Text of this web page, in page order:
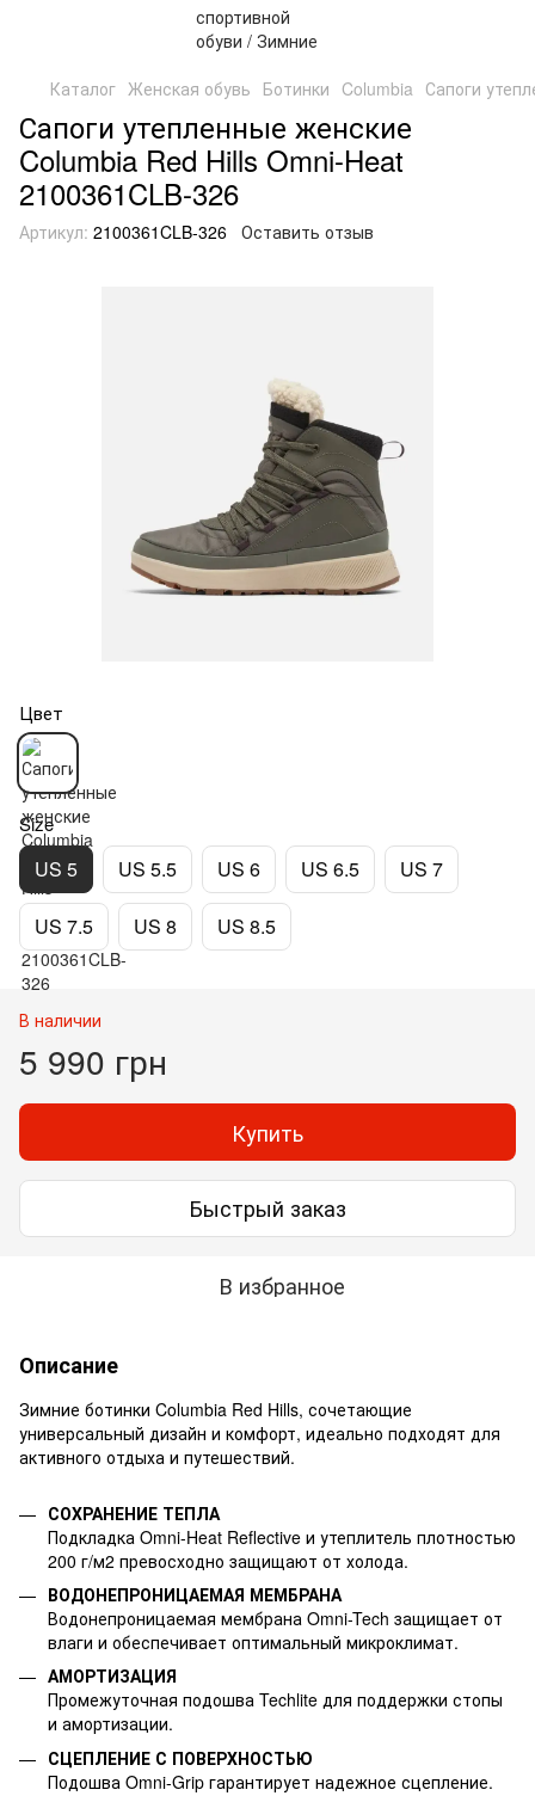
Каталог Женская обувь Ботинки Columbia Сапоги
Сапоги утепленные женские
Columbia Red Hills Omni-Heat
2100361CLB-326
Артикул: 2100361CLB-326 Оставить отзыв
Цвет
Size
US 5 US 5.5 US 6 US 6.5 US 7
US 7.5 US 8 US 8.5
В наличии
5 990 грн
Купить
Быстрый заказ
В избранное
Описание
Зимние ботинки Columbia Red Hills, сочетающие
универсальный дизайн и комфорт, идеально подходят для
активного отдыха и путешествий.
СОХРАНЕНИЕ ТЕПЛА
Подкладка Omni-Heat Reflective и утеплитель плотностью
200 г/м2 превосходно защищают от холода.
ВОДОНЕПРОНИЦАЕМАЯ МЕМБРАНА
Водонепроницаемая мембрана Omni-Tech защищает от
влаги и обеспечивает оптимальный микроклимат.
АМОРТИЗАЦИЯ
Промежуточная подошва Techlite для поддержки стопы
и амортизации.
СЦЕПЛЕНИЕ С ПОВЕРХНОСТЬЮ
Подошва Omni-Grip гарантирует надежное сцепление.